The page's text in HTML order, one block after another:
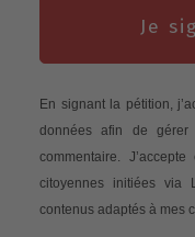
Je
En signant la pétition,
données afin de
commentaire.
citoyennes initiées via
contenus adaptés à mes